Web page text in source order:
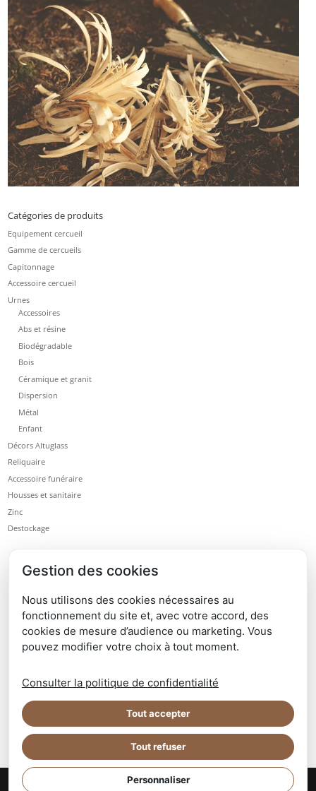
Catégories de produits
Equipement cercueil
Gamme de cercueils
Capitonnage
Accessoire cercueil
Urnes
Accessoires
Abs et résine
Biodégradable
Bois
Céramique et granit
Dispersion
Métal
Enfant
Décors Altuglass
Reliquaire
Accessoire funéraire
Housses et sanitaire
Zinc
Destockage
© Gourlier Funéraire - Site réalisé par l'Imaginarium Vichy Politique de
Gestion des cookies
Nous utilisons des cookies nécessaires au
fonctionnement du site et, avec votre accord, des
cookies de mesure d’audience ou marketing. Vous
pouvez modifier votre choix à tout moment.
Consulter la politique de confidentialité
Tout accepter
Tout refuser
Personnaliser